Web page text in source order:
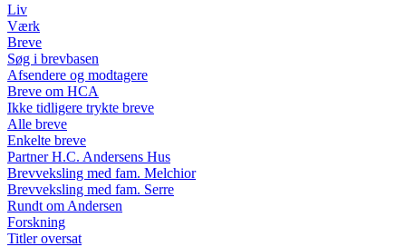
Liv
Værk
Breve
Søg i brevbasen
Afsendere og modtagere
Breve om HCA
Ikke tidligere trykte breve
Alle breve
Enkelte breve
Partner H.C. Andersens Hus
Brevveksling med fam. Melchior
Brevveksling med fam. Serre
Rundt om Andersen
Forskning
Titler oversat